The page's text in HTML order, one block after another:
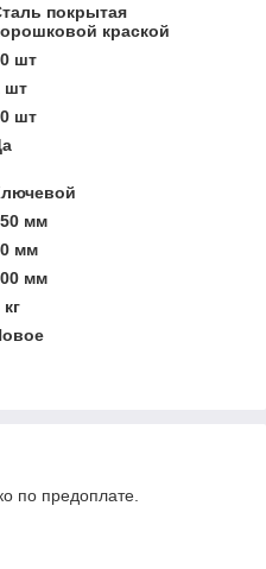
покрытая
краской
шт
шт
шт
мм
мм
мм
кг
по предоплате.